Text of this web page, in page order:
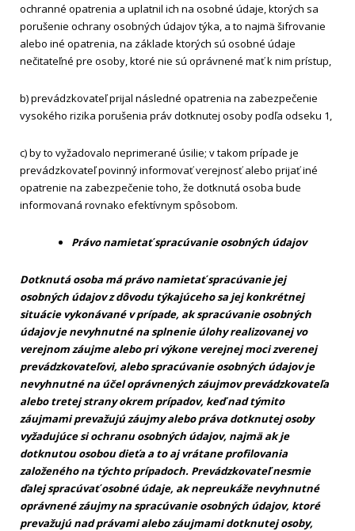
ochranné opatrenia a uplatnil ich na osobné údaje, ktorých sa
porušenie ochrany osobných údajov týka, a to najmä šifrovanie
alebo iné opatrenia, na základe ktorých sú osobné údaje
nečitateľné pre osoby, ktoré nie sú oprávnené mať k nim prístup,
b) prevádzkovateľ prijal následné opatrenia na zabezpečenie
vysokého rizika porušenia práv dotknutej osoby podľa odseku 1,
c) by to vyžadovalo neprimerané úsilie; v takom prípade je
prevádzkovateľ povinný informovať verejnosť alebo prijať iné
opatrenie na zabezpečenie toho, že dotknutá osoba bude
informovaná rovnako efektívnym spôsobom.
Právo namietať spracúvanie osobných údajov
Dotknutá osoba má právo namietať spracúvanie jej
osobných údajov z dôvodu týkajúceho sa jej konkrétnej
situácie vykonávané v prípade, ak spracúvanie osobných
údajov je nevyhnutné na splnenie úlohy realizovanej vo
verejnom záujme alebo pri výkone verejnej moci zverenej
prevádzkovateľovi, alebo spracúvanie osobných údajov je
nevyhnutné na účel oprávnených záujmov prevádzkovateľa
alebo tretej strany okrem prípadov, keď nad týmito
záujmami prevažujú záujmy alebo práva dotknutej osoby
vyžadujúce si ochranu osobných údajov, najmä ak je
dotknutou osobou dieťa a to aj vrátane profilovania
založeného na týchto prípadoch. Prevádzkovateľ nesmie
ďalej spracúvať osobné údaje, ak nepreukáže nevyhnutné
oprávnené záujmy na spracúvanie osobných údajov, ktoré
prevažujú nad právami alebo záujmami dotknutej osoby,